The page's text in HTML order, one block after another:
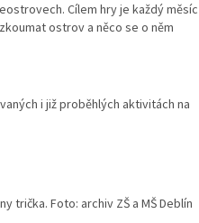
Cílem hry je každý měsíc
ostrov a něco se o něm
i již proběhlých aktivitách na
trička. Foto: archiv ZŠ a MŠ Deblín